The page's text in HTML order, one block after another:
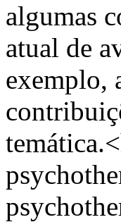
algumas
atual de
exemplo,